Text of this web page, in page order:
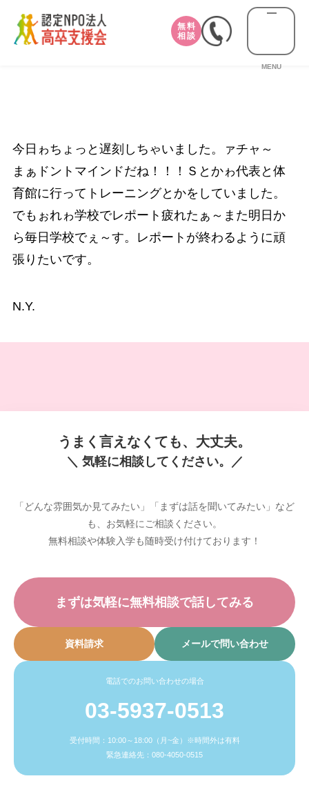
無料
相談
MENU
今日ゎちょっと遅刻しちゃいました。ァチャ～
まぁドントマインドだね！！！Ｓとかゎ代表と体
育館に行ってトレーニングとかをしていました。
でもぉれゎ学校でレポート疲れたぁ～また明日か
ら毎日学校でぇ～す。レポートが終わるように頑
張りたいです。
N.Y.
うまく言えなくても、大丈夫。
＼ 気軽に相談してください。／
「どんな雰囲気か見てみたい」「まずは話を聞いてみたい」など
も、お気軽にご相談ください。
無料相談や体験入学も随時受け付けております！
まずは気軽に無料相談で話してみる
資料請求 メールで問い合わせ
電話でのお問い合わせの場合
03-5937-0513
受付時間：10:00～18:00（月~金）※時間外は有料
緊急連絡先：080-4050-0515